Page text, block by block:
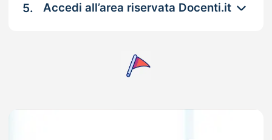
5. Accedi all’area riservata Docenti.it